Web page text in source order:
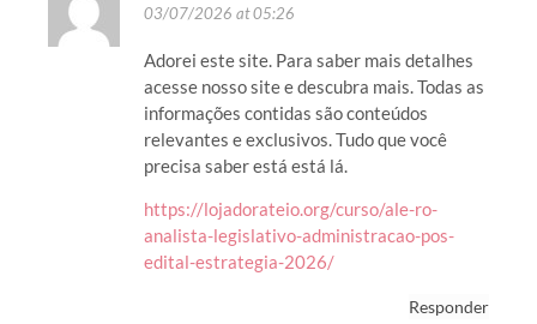
03/07/2026 at 05:26
Adorei este site. Para saber mais detalhes
acesse nosso site e descubra mais. Todas as
informações contidas são conteúdos
relevantes e exclusivos. Tudo que você
precisa saber está está lá.
https://lojadorateio.org/curso/ale-ro-
analista-legislativo-administracao-pos-
edital-estrategia-2026/
Responder